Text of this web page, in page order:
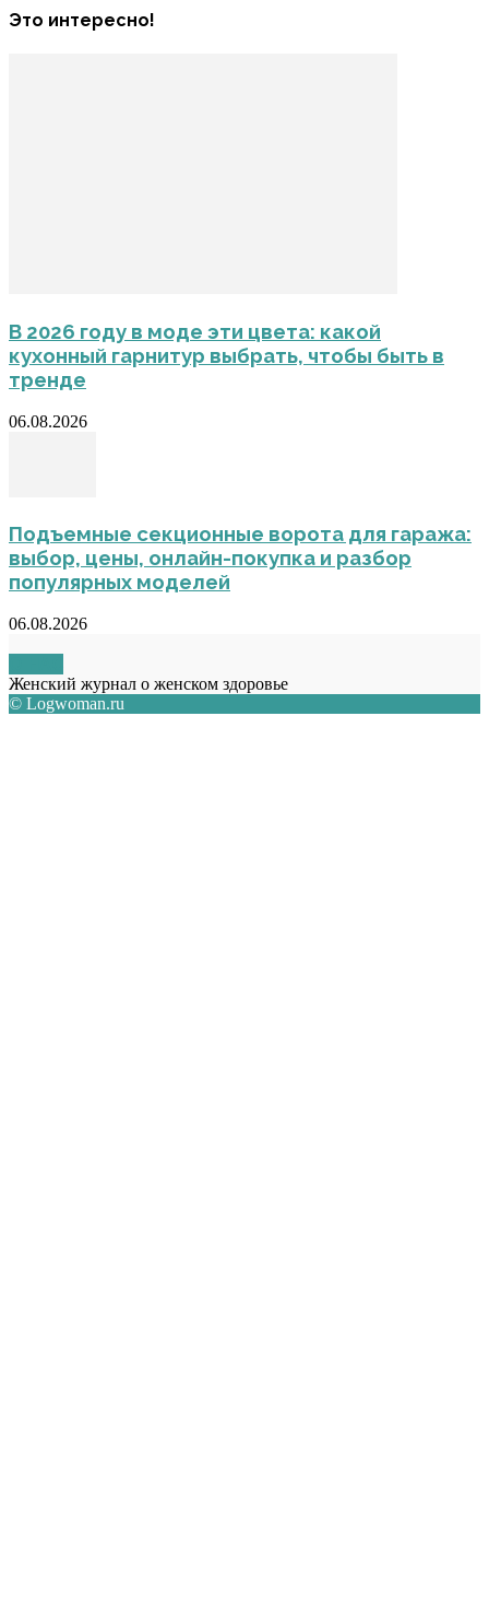
Это интересно!
В 2026 году в моде эти цвета: какой
кухонный гарнитур выбрать, чтобы быть в
тренде
06.08.2026
Подъемные секционные ворота для гаража:
выбор, цены, онлайн-покупка и разбор
популярных моделей
06.08.2026
Женский журнал о женском здоровье
© Logwoman.ru